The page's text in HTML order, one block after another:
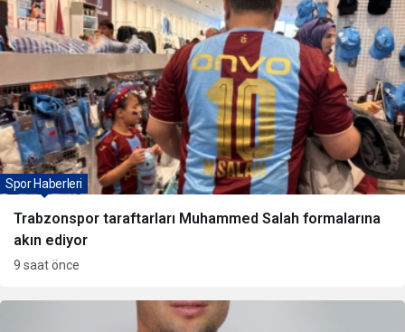
Trabzonspor taraftarları Muhammed Salah formalarına
akın ediyor
Spor Haberleri
9 saat önce